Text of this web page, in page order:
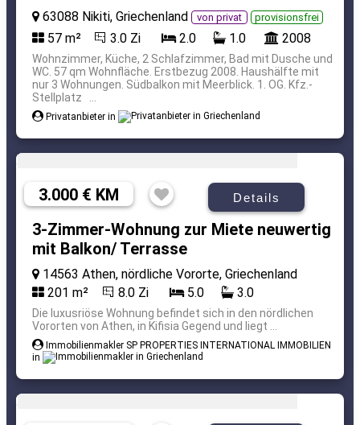
63088 Nikiti, Griechenland von privat provisionsfrei
57 m² 3.0 Zi 2.0 1.0 2008
Wohnzimmer, Küche, 2 Schlafzimmer, Bad mit Dusche und
WC. 57 qm Wohnfläche. Erstbezug 2008. Haushälfte mit
nur 3 Wohnungen. Südbalkon mit Meerblick. 1. OG. Kfz.-
Stellplatz ...
Privatanbieter in
3.000 € KM Details
3-Zimmer-Wohnung zur Miete neuwertig
mit Balkon/ Terrasse
14563 Athen, nördliche Vororte, Griechenland
201 m²
8.0 Zi 5.0 3.0
Die luxusriöse Wohnung befindet sich in den nördlichen
Vororten von Athen, in Kifisia Gegend und liegt ...
Immobilienmakler SP PROPERTIES INTERNATIONAL IMMOBILIEN
in